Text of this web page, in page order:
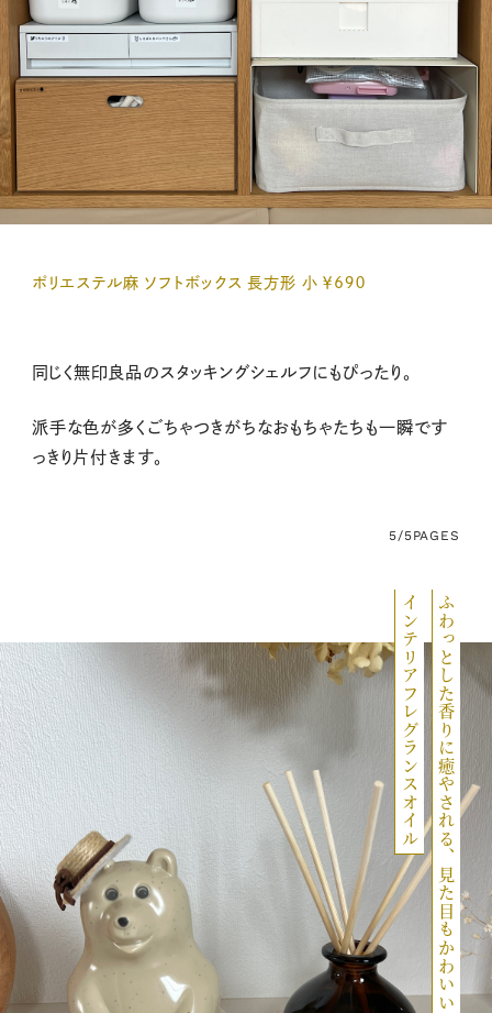
ポリエステル麻 ソフトボックス 長方形 小 ￥6９０
同じく無印良品のスタッキングシェルフにもぴったり。
派手な色が多くごちゃつきがちなおもちゃたちも一瞬です
っきり片付きます。
5/5PAGES
ふわっとした香りに癒やされる、見た目もかわいい
インテリアフレグランスオイル